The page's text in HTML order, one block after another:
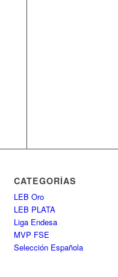
CATEGORÍAS
LEB Oro
LEB PLATA
Liga Endesa
MVP FSE
Selección Española